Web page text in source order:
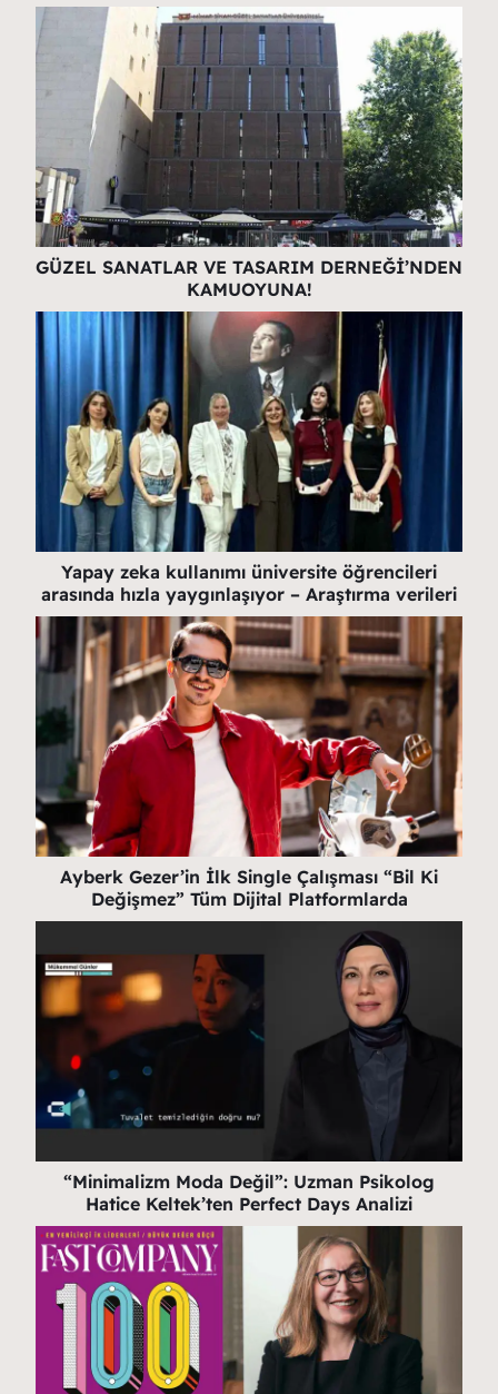
GÜZEL SANATLAR VE TASARIM DERNEĞİ’NDEN
KAMUOYUNA!
Yapay zeka kullanımı üniversite öğrencileri
arasında hızla yaygınlaşıyor – Araştırma verileri
Ayberk Gezer’in İlk Single Çalışması “Bil Ki
Değişmez” Tüm Dijital Platformlarda
“Minimalizm Moda Değil”: Uzman Psikolog
Hatice Keltek’ten Perfect Days Analizi